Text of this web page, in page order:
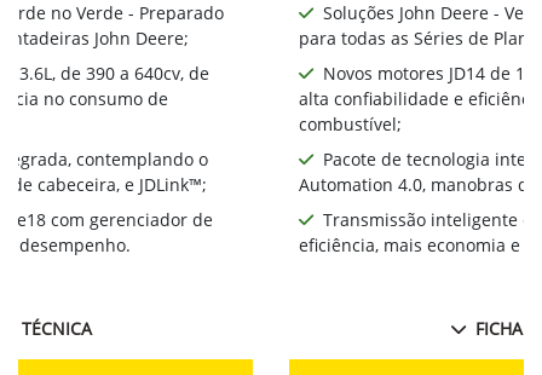
no Verde - Preparado
John Deere;
13.6L, de 390 a 640cv, de
no consumo de
contemplando o
de cabeceira, e JDLink™;
e18 com gerenciador de
desempenho.
TÉCNICA
Soluções John Deere -
para todas as Séries de
Novos motores JD14 de
alta confiabilidade e
combustível;
Pacote de tecnologia
Automation 4.0, manobras
Transmissão inteligente
eficiência, mais economia e
FICHA